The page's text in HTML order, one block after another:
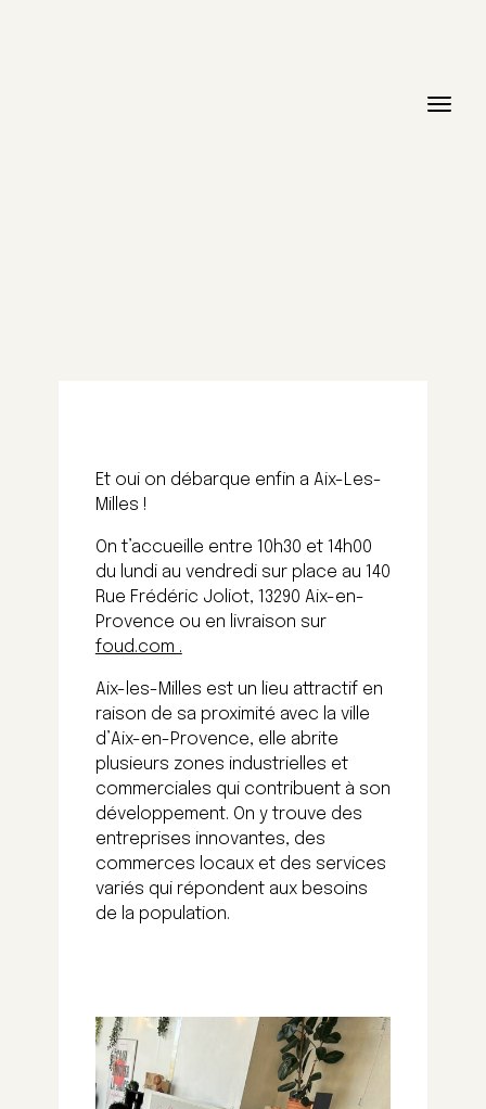
Et oui on débarque enfin a Aix-Les-
Milles !
On t’accueille entre 10h30 et 14h00
du lundi au vendredi sur place au 140
Rue Frédéric Joliot, 13290 Aix-en-
Provence ou en livraison sur
foud.com .
Aix-les-Milles est un lieu attractif en
raison de sa proximité avec la ville
d’Aix-en-Provence, elle abrite
plusieurs zones industrielles et
commerciales qui contribuent à son
développement. On y trouve des
entreprises innovantes, des
commerces locaux et des services
variés qui répondent aux besoins
de la population.